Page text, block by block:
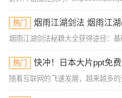
热门
热门